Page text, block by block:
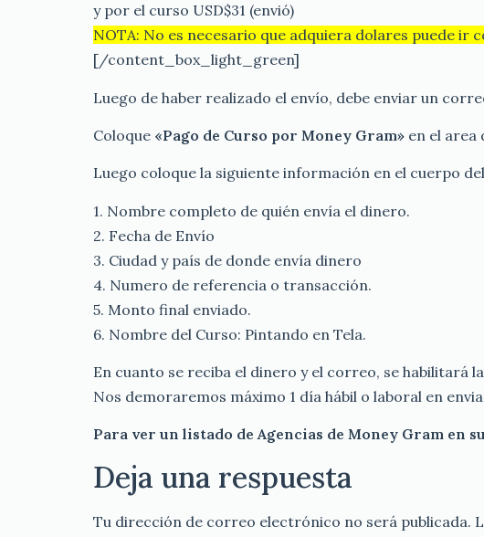
y por el curso USD$31 (envió)
NOTA: No es necesario que adquiera dolares puede ir
[/content_box_light_green]
Luego de haber realizado el envío, debe enviar un
Coloque «Pago de Curso por Money Gram» en el area
Luego coloque la siguiente información en el cuerpo
1. Nombre completo de quién envía el dinero.
2. Fecha de Envío
3. Ciudad y país de donde envía dinero
4. Numero de referencia o transacción.
5. Monto final enviado.
6. Nombre del Curso: Pintando en Tela.
En cuanto se reciba el dinero y el correo, se habilitará
Nos demoraremos máximo 1 día hábil o laboral en
Para ver un listado de Agencias de Money Gram en
Deja una respuesta
Tu dirección de correo electrónico no será publicada.